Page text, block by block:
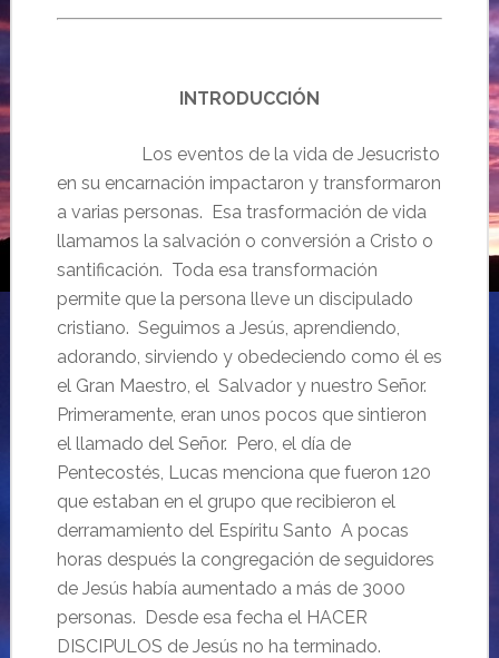
INTRODUCCIÓN
Los eventos de la vida de Jesucristo
en su encarnación impactaron y transformaron
a varias personas. Esa trasformación de vida
llamamos la salvación o conversión a Cristo o
santificación. Toda esa transformación
permite que la persona lleve un discipulado
cristiano. Seguimos a Jesús, aprendiendo,
adorando, sirviendo y obedeciendo como él es
el Gran Maestro, el Salvador y nuestro Señor.
Primeramente, eran unos pocos que sintieron
el llamado del Señor. Pero, el día de
Pentecostés, Lucas menciona que fueron 120
que estaban en el grupo que recibieron el
derramamiento del Espíritu Santo A pocas
horas después la congregación de seguidores
de Jesús había aumentado a más de 3000
personas. Desde esa fecha el HACER
DISCIPULOS de Jesús no ha terminado.